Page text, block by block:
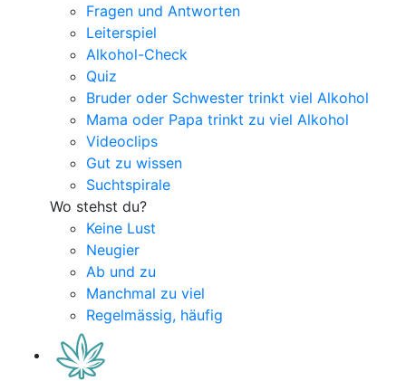
Fragen und Antworten
Leiterspiel
Alkohol-Check
Quiz
Bruder oder Schwester trinkt viel Alkohol
Mama oder Papa trinkt zu viel Alkohol
Videoclips
Gut zu wissen
Suchtspirale
Wo stehst du?
Keine Lust
Neugier
Ab und zu
Manchmal zu viel
Regelmässig, häufig